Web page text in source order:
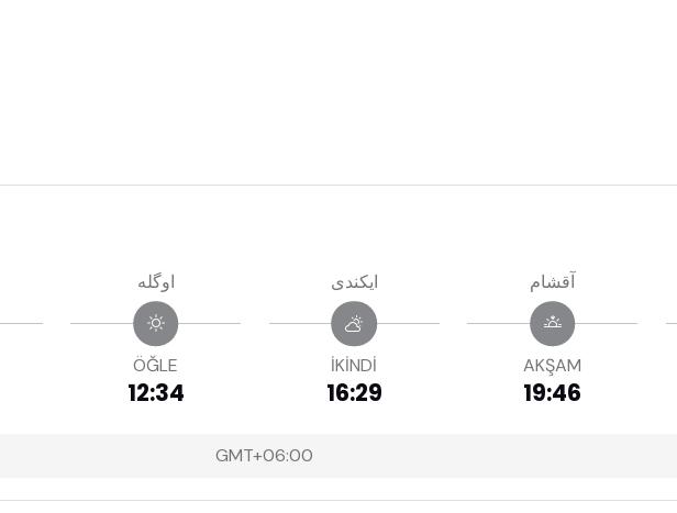
اوگله
ÖĞLE
12:34
ايكندى
İKİNDİ
16:29
آقشام
AKŞAM
19:46
GMT+06:00